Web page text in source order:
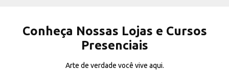
Conheça Nossas Lojas e Cursos
Presenciais
Arte de verdade você vive aqui.